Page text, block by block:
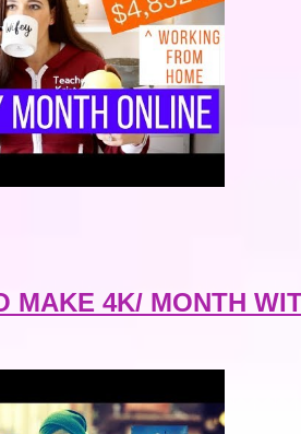
MAKE 4K/ MONTH